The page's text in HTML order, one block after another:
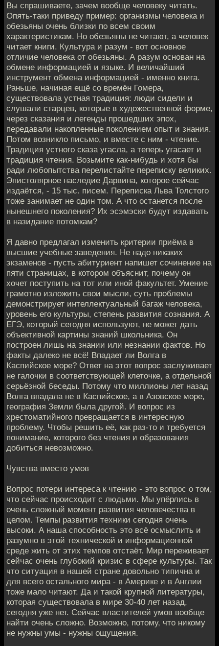
Вы спрашиваете, зачем вообще человеку читать.
Опять-таки приведу пример: организмы человека и
обезьяны очень близки по всем своим
характеристикам. Но обезьяны не читают, а человек
читает книги. Культура и разум - вот основное
отличие человека от обезьяны. А разум основан на
обмене информацией и языке. И величайший
инструмент обмена информацией - именно книга.
Раньше, начиная ещё со времён Гомера,
существовала устная традиция: люди сидели и
слушали старцев, которые в художественной форме,
через сказания и легенды прошедших эпох,
передавали накопленные поколением опыт и знания.
Потом возникло письмо, и вместе с ним - чтение.
Традиция устного сказа угасла, а теперь угасает и
традиция чтения. Возьмите как-нибудь и хотя бы
ради любопытства перелистайте переписку великих.
Эпистолярное наследие Дарвина, которое сейчас
издаётся, - 15 тыс. писем. Переписка Льва Толстого
тоже занимает не один том. А что останется после
нынешнего поколения? Их эсэмэски будут издавать
в назидание потомкам?
Я давно предлагал изменить критерии приёма в
высшие учебные заведения. Не надо никаких
экзаменов - пусть абитуриент напишет сочинение на
пяти страницах, в котором объяснит, почему он
хочет поступить на тот или иной факультет. Умение
грамотно изложить свои мысли, суть проблемы
демонстрирует интеллектуальный багаж человека,
уровень его культуры, степень развития сознания. А
ЕГЭ, который сегодня используют, не может дать
объективной картины знаний школьника. Он
построен лишь на знании или незнании фактов. Но
факты далеко не всё! Впадает ли Волга в
Каспийское море? Ответ на этот вопрос заслуживает
не галочки в соответствующей клеточке, а отдельной
серьёзной беседы. Потому что миллионы лет назад
Волга впадала не в Каспийское, а в Азовское море,
география Земли была другой. И вопрос из
хрестоматийного превращается в интересную
проблему. Чтобы решить её, как раз-то и требуется
понимание, которого без чтения и образования
добиться невозможно.
Чувства вместо умов
Вопрос потери интереса к чтению - это вопрос о том,
что сейчас происходит с людьми. Мы упёрлись в
очень сложный момент развития человечества в
целом. Темпы развития техники сегодня очень
высоки. А наша способность это всё осмыслить и
разумно в этой технической и информационной
среде жить от этих темпов отстаёт. Мир переживает
сейчас очень глубокий кризис в сфере культуры. Так
что ситуация в нашей стране довольно типична и
для всего остального мира - в Америке и в Англии
тоже мало читают. Да и такой крупной литературы,
которая существовала в мире 30-40 лет назад,
сегодня уже нет. Сейчас властителей умов вообще
найти очень сложно. Возможно, потому, что никому
не нужны умы - нужны ощущения.